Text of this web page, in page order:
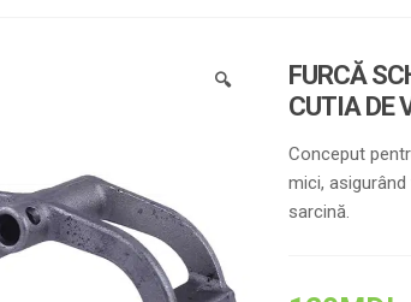
🔍
FURCĂ
CUTIA DE
Conceput
mici,
sarcină.